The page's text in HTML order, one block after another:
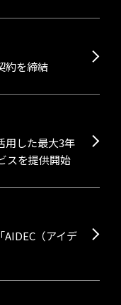
約を締結
用した最大3年
スを提供開始
（アイデ